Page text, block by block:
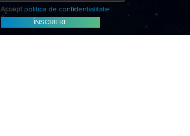
Acceptpolitica de confidentialitate
ÎNSCRIERE